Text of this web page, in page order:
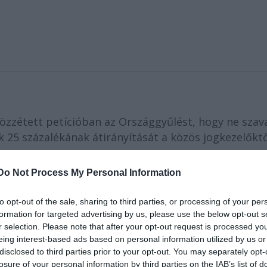
Not Process My Personal Information
opt-out of the sale, sharing to third parties, or processing of your
for targeted advertising by us, please use the below opt-out
selection. Please note that after your opt-out request is processed
interest-based ads based on personal information utilized by us
to third parties prior to your opt-out. You may separately
of your personal information by third parties on the IAB’s list of
petícióban az Országgyűlést, hogy ne
százalékának átirányítását a közös
szakmai egyeztetés nélkül, néhány nappal a
András(Fidesz).
a magánmásolásokért megillető